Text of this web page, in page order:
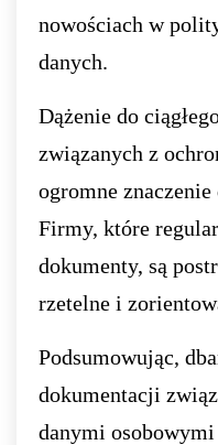
nowościach w
danych.
Dążenie do
związanych z
ogromne
Firmy, które
dokumenty, są
rzetelne i
Podsumowując,
dokumentacji
danymi osobowymi